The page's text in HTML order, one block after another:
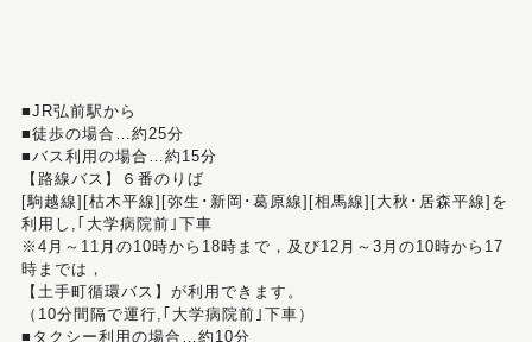
■JR弘前駅から
■徒歩の場合…約25分
■バス利用の場合…約15分
【路線バス】６番のりば
[駒越線][枯木平線][弥生･新岡･葛原線][相馬線][大秋･居森平線]を
利用し,｢大学病院前｣下車
※4月～11月の10時から18時まで，及び12月～3月の10時から17
時までは，
【土手町循環バス】が利用できます。
（10分間隔で運行,｢大学病院前｣下車）
■タクシー利用の場合…約10分